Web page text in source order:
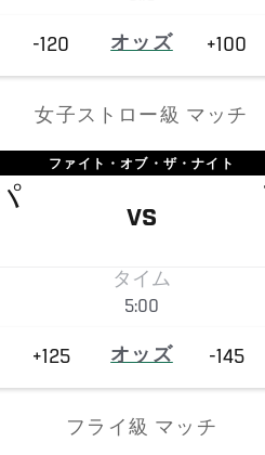
-120 オッズ +100
女子ストロー級 マッチ
ファイト・オブ・ザ・ナイト
VS
タイム
5:00
+125 オッズ -145
フライ級 マッチ